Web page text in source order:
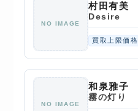
NO IMAGE
村田有美
Desire
買取上限価格
NO IMAGE
和泉雅子
霧の灯り